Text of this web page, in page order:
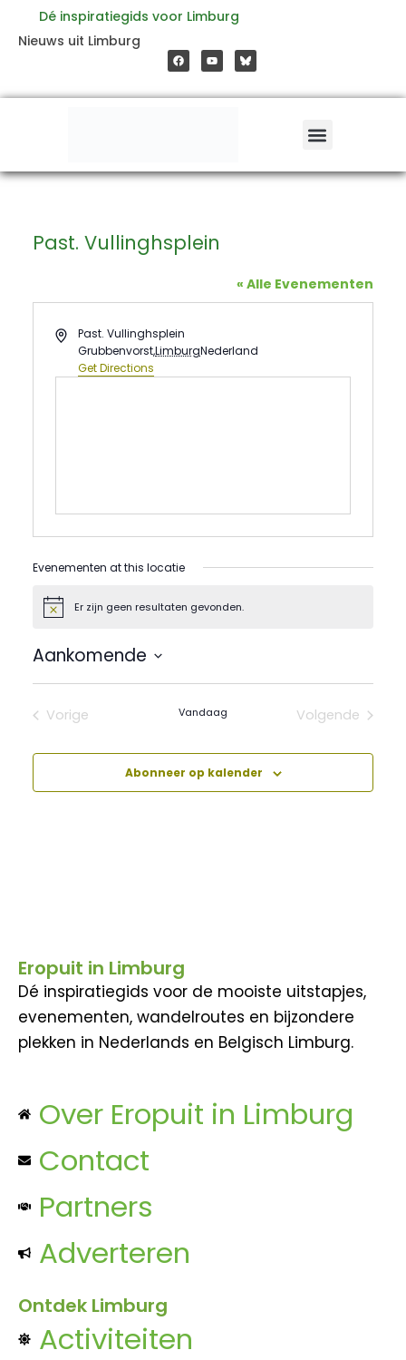
inhoud
Dé inspiratiegids voor Limburg
Nieuws uit Limburg
a
c
e
o
o
o
u
t
b
e
Past. Vullinghsplein
« Alle Evenementen
AddressPast. Vullinghsplein
Grubbenvorst,LimburgNederland
Get Directions
Evenementen at this locatie
BerichtEr zijn geen resultaten gevonden.
Aankomende
datum.
Vorige
Vandaag
Volgende
Abonneer op kalender
Eropuit in Limburg
Dé inspiratiegids voor de mooiste uitstapjes,
evenementen, wandelroutes en bijzondere
plekken in Nederlands en Belgisch Limburg.
Over Eropuit in Limburg
Contact
Partners
Adverteren
Ontdek Limburg
Activiteiten